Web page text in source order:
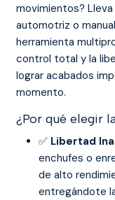
movimientos?
automotriz o
herramienta
control total y la
lograr acabados
momento.
¿Por qué elegir
✅ Libertad
enchufes o
de alto
entregándote